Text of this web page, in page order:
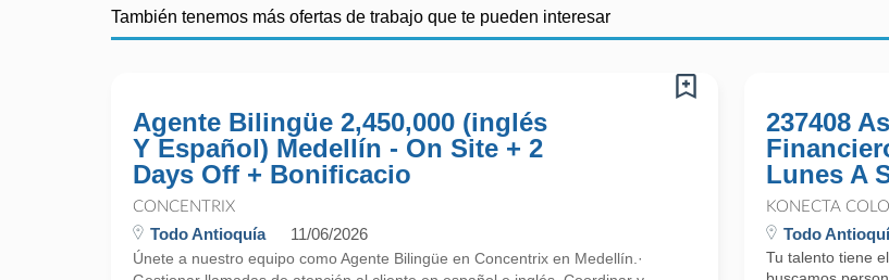
También tenemos más ofertas de trabajo que te pueden interesar
Agente Bilingüe 2,450,000 (inglés
Y Español) Medellín - On Site + 2
Days Off + Bonificacio
CONCENTRIX
Todo Antioquía 11/06/2026
Únete a nuestro equipo como Agente Bilingüe en Concentrix en Medellín.·
237408
Lunes A
KONECTA
Todo
Tu talento tiene